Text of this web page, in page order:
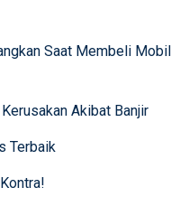
Saat Membeli Mobil
Akibat Banjir
Terbaik